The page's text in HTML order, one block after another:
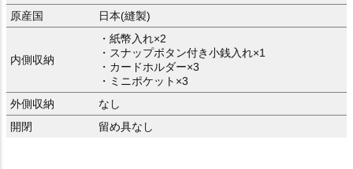
原産国
日本(縫製)
内側収納
・紙幣入れ×2
・スナップボタン付き小銭入れ×1
・カードホルダー×3
・ミニポケット×3
外側収納
なし
開閉
留め具なし